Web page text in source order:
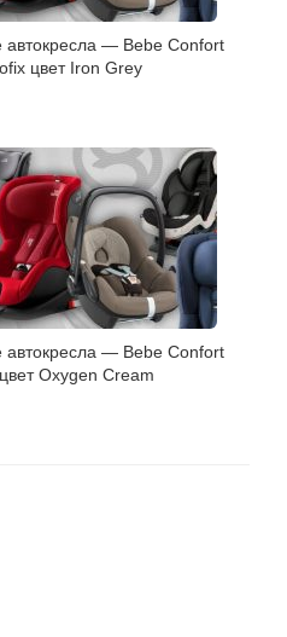
автокресла — Bebe Confort
цвет Iron Grey
автокресла — Bebe Confort
Oxygen Cream